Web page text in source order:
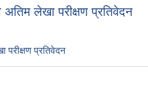
लेखा परीक्षण प्रतिवेदन
प्रतिवेदन